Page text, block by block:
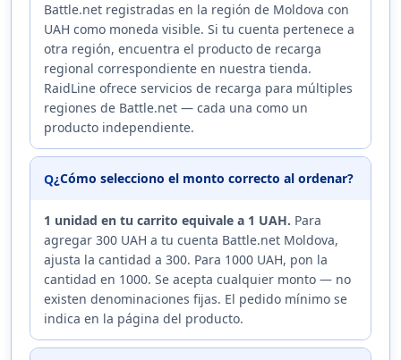
Battle.net registradas en la región de Moldova con
UAH como moneda visible. Si tu cuenta pertenece a
otra región, encuentra el producto de recarga
regional correspondiente en nuestra tienda.
RaidLine ofrece servicios de recarga para múltiples
regiones de Battle.net — cada una como un
producto independiente.
Q¿Cómo selecciono el monto correcto al ordenar?
1 unidad en tu carrito equivale a 1 UAH. Para
agregar 300 UAH a tu cuenta Battle.net Moldova,
ajusta la cantidad a 300. Para 1000 UAH, pon la
cantidad en 1000. Se acepta cualquier monto — no
existen denominaciones fijas. El pedido mínimo se
indica en la página del producto.